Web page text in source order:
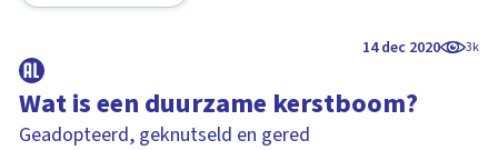
14 dec 2020 3k
Wat is een duurzame kerstboom?
Geadopteerd, geknutseld en gered